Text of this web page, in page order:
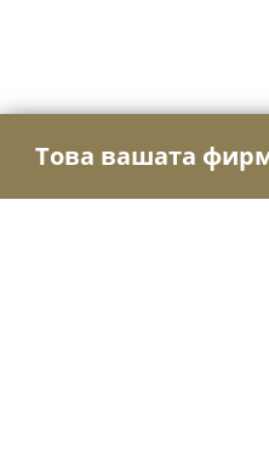
Това вашата